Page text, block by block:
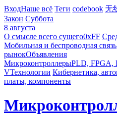
ВходНаше всё Теги codebook 无
Закон Суббота
8 августа
О смысле всего сущего0xFF
Мобильная и беспроводная связь
рынокОбъявления
МикроконтроллерыPLD, FPGA,
VТехнологии Кибернетика,
платы, компоненты